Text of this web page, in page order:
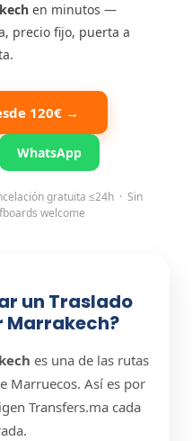
en minutos —
precio fijo, puerta a
120€ →
WhatsApp
gratuita ≤24h · Sin
welcome
un Traslado
Marrakech?
es una de las rutas
Marruecos. Así es por
Transfers.ma cada